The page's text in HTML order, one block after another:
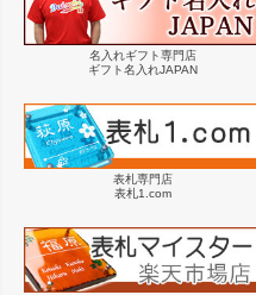
名入れギフト専門店
ギフト名入れJAPAN
表札専門店
表札1.com